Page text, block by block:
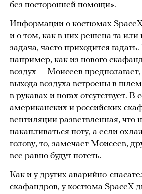
без посторонней помощи».
Информации о костюмах
и о том, как в них решена та
задача, часто приходится
например, как из нового
воздух — Моисеев
выхода воздуха встроены в
в рукавах и ногах отсутствует.
американских и российских
вентиляции разветвленная, что
накапливаться поту, а если
голову, то, замечает Моисеев,
все равно будут потеть.
Как и у других аварийно-
скафандров, у костюма SpaceX